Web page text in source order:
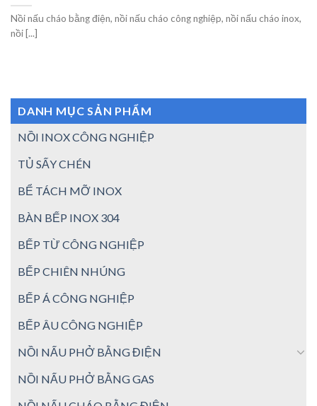
Nồi nấu cháo bằng điện, nồi nấu cháo công nghiệp, nồi nấu cháo inox,
nồi [...]
DANH MỤC SẢN PHẨM
NỒI INOX CÔNG NGHIỆP
TỦ SẤY CHÉN
BỂ TÁCH MỠ INOX
BÀN BẾP INOX 304
BẾP TỪ CÔNG NGHIỆP
BẾP CHIÊN NHÚNG
BẾP Á CÔNG NGHIỆP
BẾP ÂU CÔNG NGHIỆP
NỒI NẤU PHỞ BẰNG ĐIỆN
NỒI NẤU PHỞ BẰNG GAS